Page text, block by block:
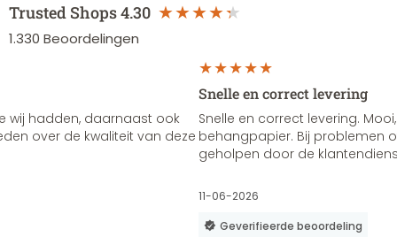
Trusted Shops4.30
1.330 Beoordelingen
wij hadden, daarnaast ook
over de kwaliteit van deze
Snelle en correct levering
Snelle en correct levering.
behangpapier. Bij problemen
geholpen door de
11-06-2026
Geverifieerde beoordeling